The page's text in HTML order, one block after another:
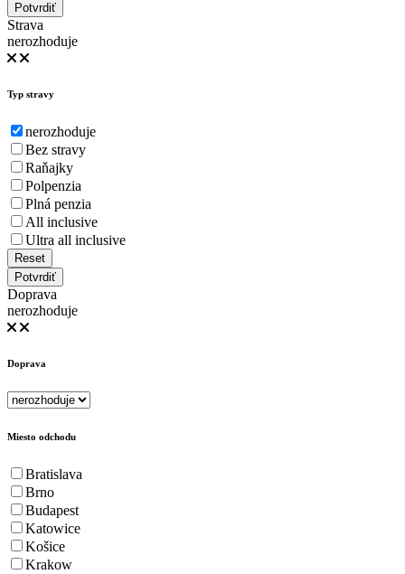
Potvrdiť
Strava
nerozhoduje
Typ stravy
nerozhoduje
Bez stravy
Raňajky
Polpenzia
Plná penzia
All inclusive
Ultra all inclusive
Reset
Potvrdiť
Doprava
nerozhoduje
Doprava
Miesto odchodu
Bratislava
Brno
Budapest
Katowice
Košice
Krakow